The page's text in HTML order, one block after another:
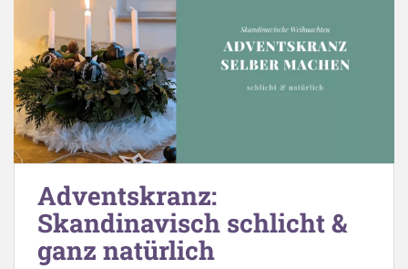
Adventskranz:
Skandinavisch schlicht &
ganz natürlich